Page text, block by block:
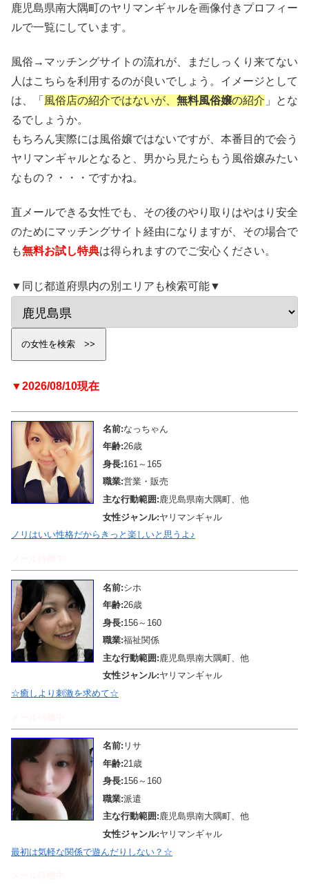
鹿児島県南大隅町のヤリマンギャルを画像付きプロフィー
ルで一覧にしています。
風俗→マッチングサイトの流れが、まだしっくり来てない
人はこちらを利用するのが良いでしょう。イメージとして
は、「 風俗店の紹介ではないが、 無料風俗嬢の紹介 」とな
るでしょうか。
もちろん実際には風俗嬢ではないですが、本番目的で会う
ヤリマンギャルとなると、男から見たらもう風俗嬢みたい
なもの？・・・ですかね。
直メールできる女性でも、その後のやり取りはやはり安全
のためにマッチングサイト経由になりますが、その場合で
も無料お試し特典は得られますのでご安心ください。
▼同じ都道府県内の別エリアも検索可能▼
▼2026/08/10現在
名前:なっちゃん
年齢:26歳
身長:161～165
職業:営業・販売
主な行動範囲: 鹿児島県南大隅町、他
女性ジャンル:ヤリマンギャル
ノリはいい性格だからきっと楽しいと思うよ♪
名前:シホ
年齢:26歳
身長:156～160
職業:福祉関係
主な行動範囲: 鹿児島県南大隅町、他
女性ジャンル:ヤリマンギャル
☆癒しより刺激を求めて☆
名前: リサ
年齢:21歳
身長:156～160
職業:派遣
主な行動範囲:鹿児島県南大隅町、他
女性ジャンル:ヤリマンギャル
最初は気軽な関係で遊んだりしない？☆